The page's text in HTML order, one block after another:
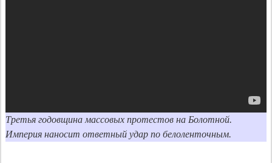
Третья годовщина массовых протестов на Болотной.